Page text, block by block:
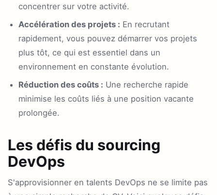
concentrer sur votre activité.
Accélération des projets : En recrutant
rapidement, vous pouvez démarrer vos projets
plus tôt, ce qui est essentiel dans un
environnement en constante évolution.
Réduction des coûts : Une recherche rapide
minimise les coûts liés à une position vacante
prolongée.
Les défis du sourcing
DevOps
S'approvisionner en talents DevOps ne se limite pas